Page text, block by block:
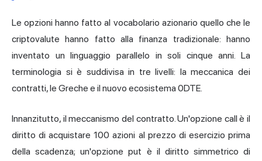
Le opzioni hanno fatto al vocabolario azionario quello che le
criptovalute hanno fatto alla finanza tradizionale: hanno
inventato un linguaggio parallelo in soli cinque anni. La
terminologia si è suddivisa in tre livelli: la meccanica dei
contratti, le Greche e il nuovo ecosistema 0DTE.
Innanzitutto, il meccanismo del contratto. Un'opzione call è il
diritto di acquistare 100 azioni al prezzo di esercizio prima
della scadenza; un'opzione put è il diritto simmetrico di